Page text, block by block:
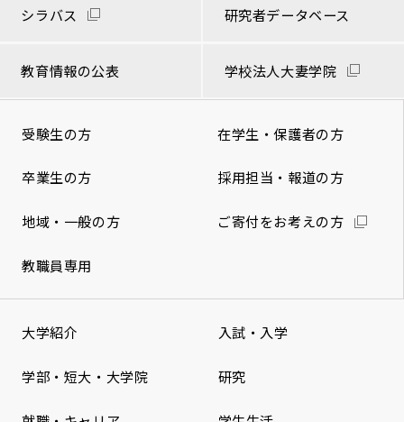
シラバス 研究者データベース
教育情報の公表 学校法人大妻学院
受験生の方 在学生・保護者の方
卒業生の方 採用担当・報道の方
地域・一般の方 ご寄付をお考えの方
教職員専用
大学紹介 入試・入学
学部・短大・大学院 研究